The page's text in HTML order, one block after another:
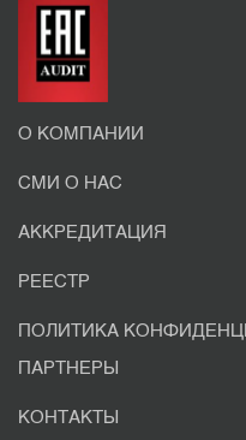
О КОМПАНИИ
СМИ О НАС
АККРЕДИТАЦИЯ
РЕЕСТР
ПОЛИТИКА
ПАРТНЕРЫ
КОНТАКТЫ